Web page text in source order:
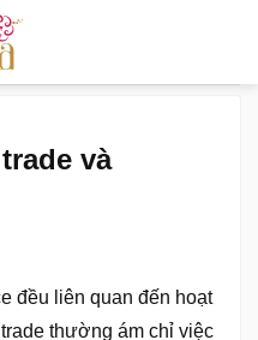
và
đều liên quan đến hoạt
thường ám chỉ việc